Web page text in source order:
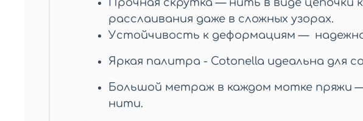
расслаивания даже в сложных узорах.
Устойчивость к деформациям —
Яркая палитра - Cotonella идеальна для
Большой метраж в каждом мотке пряжи
нити.